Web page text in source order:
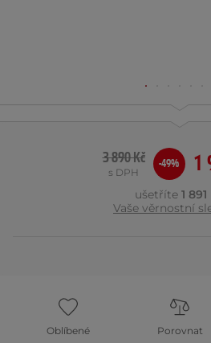
1
3 890 Kč
s DPH
-49%
ušetříte 1
Vaše věrnostní
Oblíbené Porovnat